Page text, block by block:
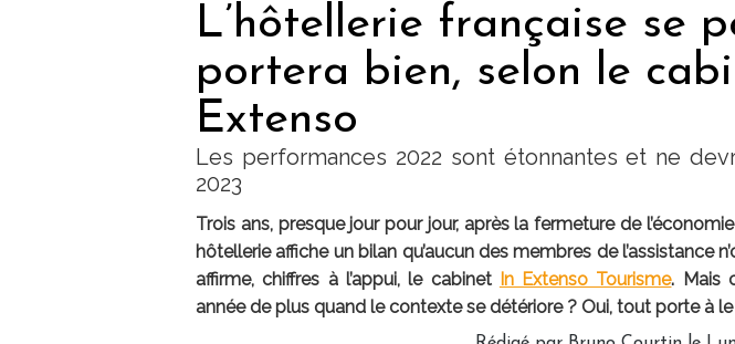
L’hôtellerie française se
portera bien, selon le
Extenso
Les performances 2022 sont étonnantes et ne
2023
Trois ans, presque jour pour jour, après la fermeture de
hôtellerie affiche un bilan qu’aucun des membres de l’assistance
affirme, chiffres à l’appui, le cabinet In Extenso Tourisme. Mais
année de plus quand le contexte se détériore ? Oui, tout porte à